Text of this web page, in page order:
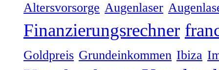
Altersvorsorge Augenlaser
Finanzierungsrechner
Goldpreis Grundeinkommen Ibiza